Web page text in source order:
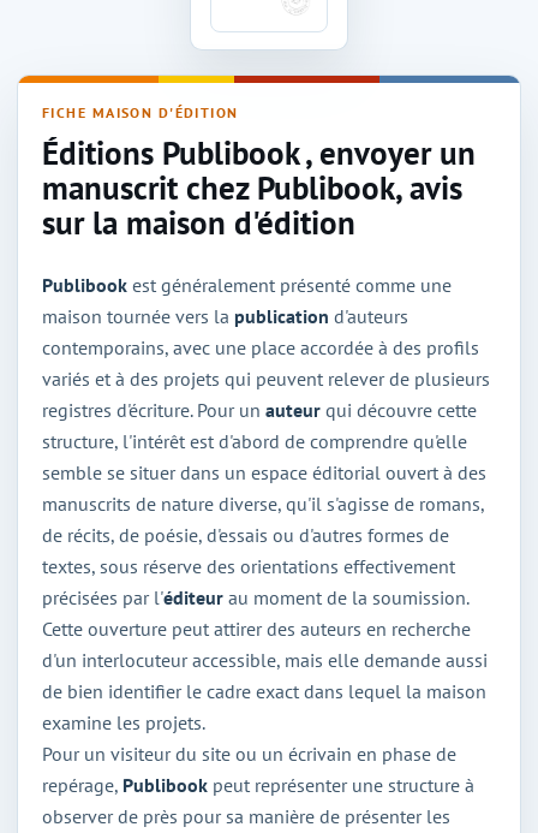
FICHE MAISON D'ÉDITION
Éditions Publibook , envoyer un
manuscrit chez Publibook, avis
sur la maison d'édition
Publibook est généralement présenté comme une
maison tournée vers la publication d'auteurs
contemporains, avec une place accordée à des profils
variés et à des projets qui peuvent relever de plusieurs
registres d'écriture. Pour un auteur qui découvre cette
structure, l'intérêt est d'abord de comprendre qu'elle
semble se situer dans un espace éditorial ouvert à des
manuscrits de nature diverse, qu'il s'agisse de romans,
de récits, de poésie, d'essais ou d'autres formes de
textes, sous réserve des orientations effectivement
précisées par l'éditeur au moment de la soumission.
Cette ouverture peut attirer des auteurs en recherche
d'un interlocuteur accessible, mais elle demande aussi
de bien identifier le cadre exact dans lequel la maison
examine les projets.
Pour un visiteur du site ou un écrivain en phase de
repérage, Publibook peut représenter une structure à
observer de près pour sa manière de présenter les